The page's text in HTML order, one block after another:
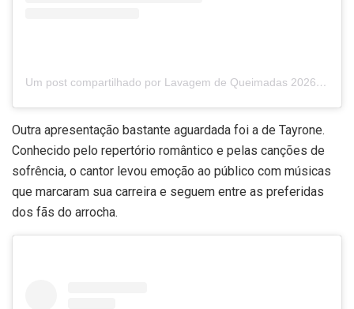
Um post compartilhado por Lavagem de Queimadas 2026 (@lavagemdequeimadasofc)
Outra apresentação bastante aguardada foi a de Tayrone.
Conhecido pelo repertório romântico e pelas canções de
sofrência, o cantor levou emoção ao público com músicas
que marcaram sua carreira e seguem entre as preferidas
dos fãs do arrocha.